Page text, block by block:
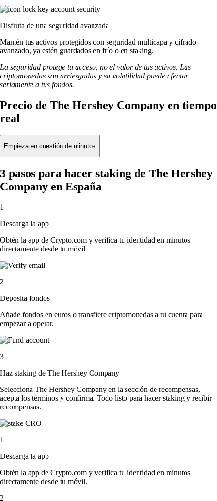
Disfruta de una seguridad avanzada
Mantén tus activos protegidos con seguridad multicapa y cifrado
avanzado, ya estén guardados en frío o en staking.
La seguridad protege tu acceso, no el valor de tus activos. Las
criptomonedas son arriesgadas y su volatilidad puede afectar
seriamente a tus fondos.
Precio de The Hershey Company en tiempo
real
Empieza en cuestión de minutos
3 pasos para hacer staking de The Hershey
Company en España
1
Descarga la app
Obtén la app de Crypto.com y verifica tu identidad en minutos
directamente desde tu móvil.
2
Deposita fondos
Añade fondos en euros o transfiere criptomonedas a tu cuenta para
empezar a operar.
3
Haz staking de The Hershey Company
Selecciona The Hershey Company en la sección de recompensas,
acepta los términos y confirma. Todo listo para hacer staking y recibir
recompensas.
1
Descarga la app
Obtén la app de Crypto.com y verifica tu identidad en minutos
directamente desde tu móvil.
2